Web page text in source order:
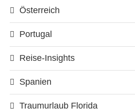
Österreich
Portugal
Reise-Insights
Spanien
Traumurlaub Florida